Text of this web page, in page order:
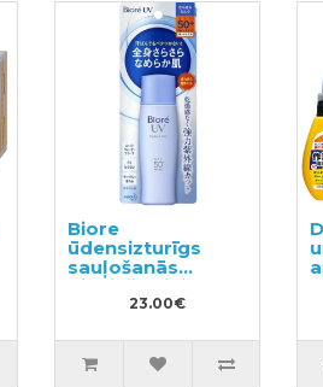
Biore
ūdensizturīgs
sauļošanās
pieniņš sejai un
ķermenim SPF
23.00€